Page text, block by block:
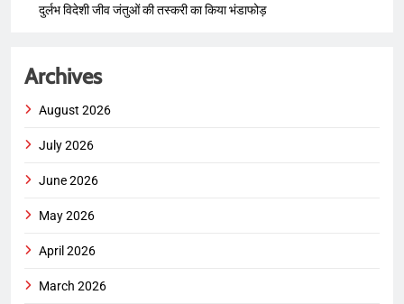
दुर्लभ विदेशी जीव जंतुओं की तस्करी का किया भंडाफोड़
Archives
August 2026
July 2026
June 2026
May 2026
April 2026
March 2026